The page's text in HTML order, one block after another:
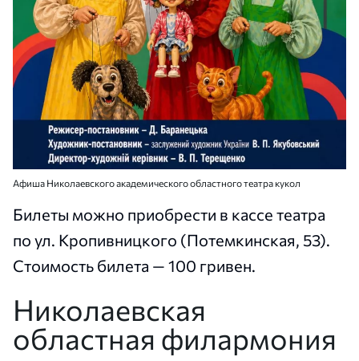
Афиша Николаевского академического областного театра кукол
Билеты можно приобрести в кассе театра
по ул. Кропивницкого (Потемкинская, 53).
Стоимость билета — 100 гривен.
Николаевская
областная филармония